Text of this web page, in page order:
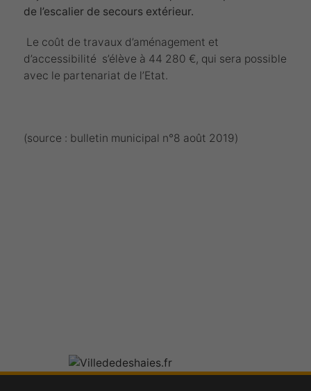
de l’escalier de secours extérieur.
Le coût de travaux d’aménagement et
d’accessibilité s’élève à 44 280 €, qui sera possible
avec le partenariat de l’Etat.
(source : bulletin municipal n°8 août 2019)